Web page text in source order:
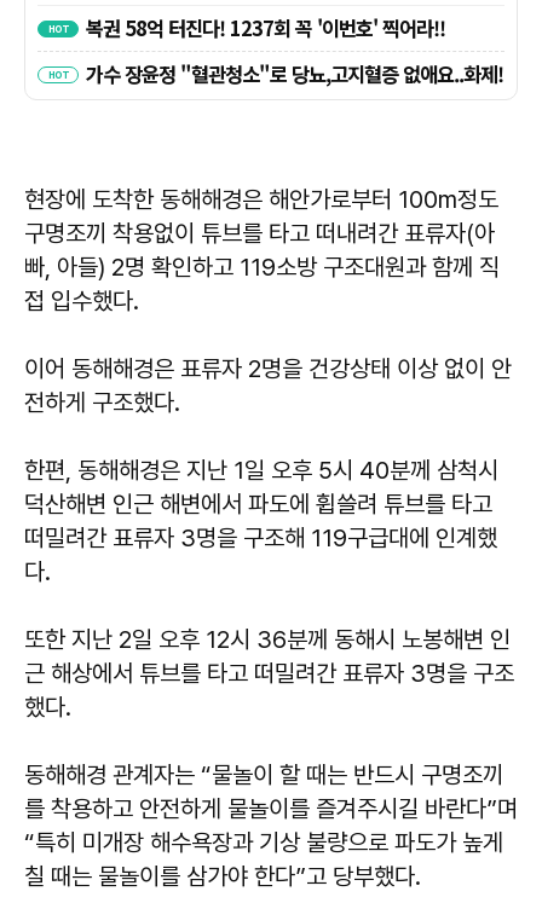
현장에 도착한 동해해경은 해안가로부터 100m정도
구명조끼 착용없이 튜브를 타고 떠내려간 표류자(아
빠, 아들) 2명 확인하고 119소방 구조대원과 함께 직
접 입수했다.
이어 동해해경은 표류자 2명을 건강상태 이상 없이 안
전하게 구조했다.
한편, 동해해경은 지난 1일 오후 5시 40분께 삼척시
덕산해변 인근 해변에서 파도에 휩쓸려 튜브를 타고
떠밀려간 표류자 3명을 구조해 119구급대에 인계했
다.
또한 지난 2일 오후 12시 36분께 동해시 노봉해변 인
근 해상에서 튜브를 타고 떠밀려간 표류자 3명을 구조
했다.
동해해경 관계자는 “물놀이 할 때는 반드시 구명조끼
를 착용하고 안전하게 물놀이를 즐겨주시길 바란다”며
“특히 미개장 해수욕장과 기상 불량으로 파도가 높게
칠 때는 물놀이를 삼가야 한다”고 당부했다.